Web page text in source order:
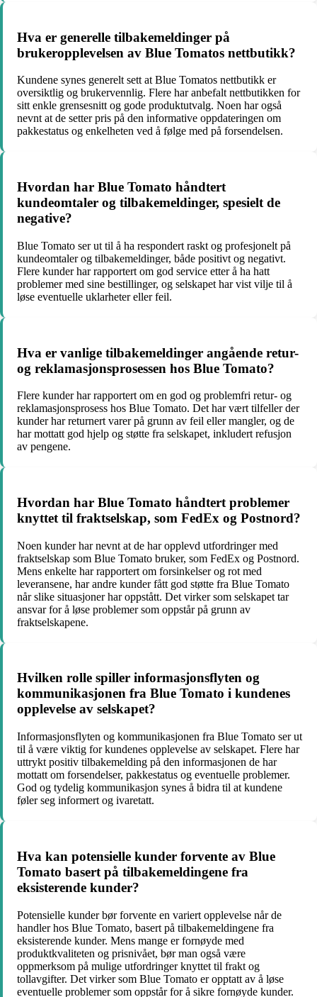
Hva er generelle tilbakemeldinger på
brukeropplevelsen av Blue Tomatos nettbutikk?
Kundene synes generelt sett at Blue Tomatos nettbutikk er
oversiktlig og brukervennlig. Flere har anbefalt nettbutikken for
sitt enkle grensesnitt og gode produktutvalg. Noen har også
nevnt at de setter pris på den informative oppdateringen om
pakkestatus og enkelheten ved å følge med på forsendelsen.
Hvordan har Blue Tomato håndtert
kundeomtaler og tilbakemeldinger, spesielt de
negative?
Blue Tomato ser ut til å ha respondert raskt og profesjonelt på
kundeomtaler og tilbakemeldinger, både positivt og negativt.
Flere kunder har rapportert om god service etter å ha hatt
problemer med sine bestillinger, og selskapet har vist vilje til å
løse eventuelle uklarheter eller feil.
Hva er vanlige tilbakemeldinger angående retur-
og reklamasjonsprosessen hos Blue Tomato?
Flere kunder har rapportert om en god og problemfri retur- og
reklamasjonsprosess hos Blue Tomato. Det har vært tilfeller der
kunder har returnert varer på grunn av feil eller mangler, og de
har mottatt god hjelp og støtte fra selskapet, inkludert refusjon
av pengene.
Hvordan har Blue Tomato håndtert problemer
knyttet til fraktselskap, som FedEx og Postnord?
Noen kunder har nevnt at de har opplevd utfordringer med
fraktselskap som Blue Tomato bruker, som FedEx og Postnord.
Mens enkelte har rapportert om forsinkelser og rot med
leveransene, har andre kunder fått god støtte fra Blue Tomato
når slike situasjoner har oppstått. Det virker som selskapet tar
ansvar for å løse problemer som oppstår på grunn av
fraktselskapene.
Hvilken rolle spiller informasjonsflyten og
kommunikasjonen fra Blue Tomato i kundenes
opplevelse av selskapet?
Informasjonsflyten og kommunikasjonen fra Blue Tomato ser ut
til å være viktig for kundenes opplevelse av selskapet. Flere har
uttrykt positiv tilbakemelding på den informasjonen de har
mottatt om forsendelser, pakkestatus og eventuelle problemer.
God og tydelig kommunikasjon synes å bidra til at kundene
føler seg informert og ivaretatt.
Hva kan potensielle kunder forvente av Blue
Tomato basert på tilbakemeldingene fra
eksisterende kunder?
Potensielle kunder bør forvente en variert opplevelse når de
handler hos Blue Tomato, basert på tilbakemeldingene fra
eksisterende kunder. Mens mange er fornøyde med
produktkvaliteten og prisnivået, bør man også være
oppmerksom på mulige utfordringer knyttet til frakt og
tollavgifter. Det virker som Blue Tomato er opptatt av å løse
eventuelle problemer som oppstår for å sikre fornøyde kunder.